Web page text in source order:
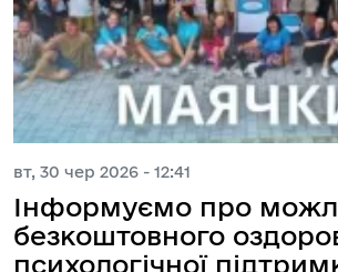
вт, 30 чер 2026 - 12:41
Інформуємо про
безкоштовного
психологічної